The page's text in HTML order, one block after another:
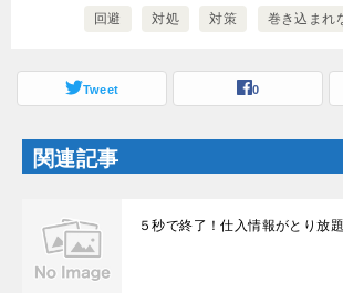
ウ
ィ
ウ
で
開
す
)
回避 対処 対策 巻き込まれ
Tweet 0
関連記事
５秒で終了！仕入情報がとり放題